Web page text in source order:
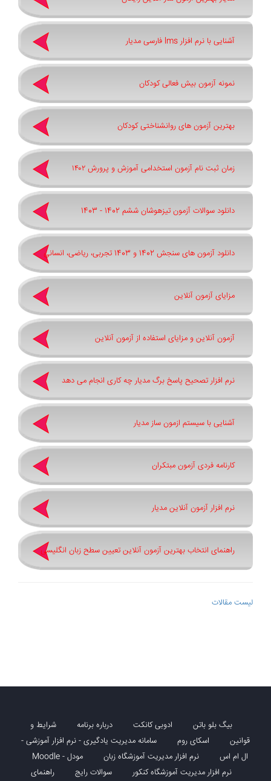
آشنایی با نرم افزار lms فارسی مدیار
نمونه آزمون بیش فعالی کودکان
بهترین آزمون های روانشناختی کودکان
زمان ثبت نام آزمون استخدامی آموزش و پرورش ۱۴۰۲
دانلود سوالات آزمون تیزهوشان ششم 1402 - 1403
دانلود آزمون های سنجش 1402 و 1403 تجربی، ریاضی، انسانی
مزایای آزمون آنلاین
آزمون آنلاین و مزایای استفاده از آزمون آنلاین
نرم افزار تصحیح پاسخ برگ مدیار چه کاری انجام می دهد
آشنایی با سیستم ازمون ساز مدیار
کارنامه فردی آزمون مبتکران
نرم افزار آزمون آنلاین مدیار
راهنمای انتخاب بهترین آزمون آنلاین تعیین سطح زبان انگلیسی
لیست مقالات
بیگ بلو باتن ادوبی کانکت درباره برنامه
شرایط و
قوانین
اسکای روم
سامانه مدیریت یادگیری - نرم افزار آموزشی -
ال ام اس
نرم افزار مدیریت آموزشگاه زبان
مودل - Moodle
نرم افزار مدیریت آموزشگاه کنکور
سوالات رایج راهنمای